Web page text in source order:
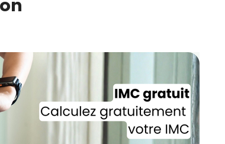
Je consens à ce que la société
Prisma Players analyse le taux
des courriels pour mesurer et
performances des campagnes.
pourrons savoir si vous ouvrez les
l'heure à laquelle vous le faites
des informations sur le terminal
utilisez. Pour en savoir plus sur ces
politique de